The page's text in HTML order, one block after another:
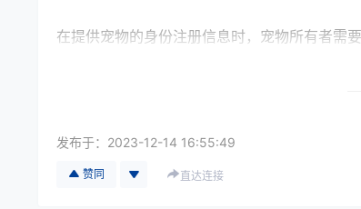
在提供宠物的身份注册信息时，宠物所有者需
公共安全所采取的措施。在准备宠物回国时，
宠物能够顺利回国。
发布于： 2023-12-14 16:55:49
赞同 直达连接